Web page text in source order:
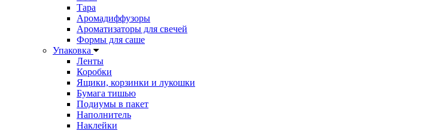
Тара
Аромадиффузоры
Ароматизаторы для свечей
Формы для саше
Упаковка
Ленты
Коробки
Ящики, корзинки и лукошки
Бумага тишью
Подиумы в пакет
Наполнитель
Наклейки